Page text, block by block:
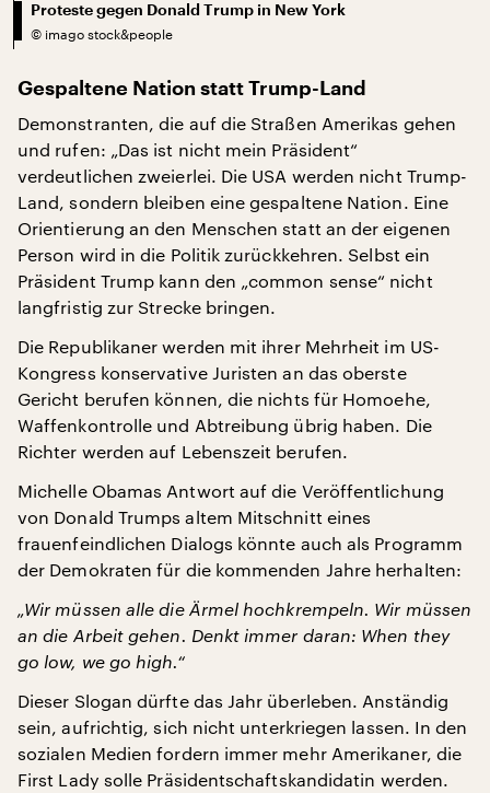
Proteste gegen Donald Trump in New York
© imago stock&people
Gespaltene Nation statt Trump-Land
Demonstranten, die auf die Straßen Amerikas gehen
und rufen: „Das ist nicht mein Präsident“
verdeutlichen zweierlei. Die USA werden nicht Trump-
Land, sondern bleiben eine gespaltene Nation. Eine
Orientierung an den Menschen statt an der eigenen
Person wird in die Politik zurückkehren. Selbst ein
Präsident Trump kann den „common sense“ nicht
langfristig zur Strecke bringen.
Die Republikaner werden mit ihrer Mehrheit im US-
Kongress konservative Juristen an das oberste
Gericht berufen können, die nichts für Homoehe,
Waffenkontrolle und Abtreibung übrig haben. Die
Richter werden auf Lebenszeit berufen.
Michelle Obamas Antwort auf die Veröffentlichung
von Donald Trumps altem Mitschnitt eines
frauenfeindlichen Dialogs könnte auch als Programm
der Demokraten für die kommenden Jahre herhalten:
„Wir müssen alle die Ärmel hochkrempeln. Wir müssen
an die Arbeit gehen. Denkt immer daran: When they
go low, we go high.“
Dieser Slogan dürfte das Jahr überleben. Anständig
sein, aufrichtig, sich nicht unterkriegen lassen. In den
sozialen Medien fordern immer mehr Amerikaner, die
First Lady solle Präsidentschaftskandidatin werden.